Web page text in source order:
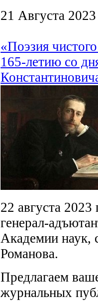
21 Августа 2023
«Поэзия
165-летию со
22 августа 2023
генерал-
Академии наук,
Романова.
Предлагаем
журнальных